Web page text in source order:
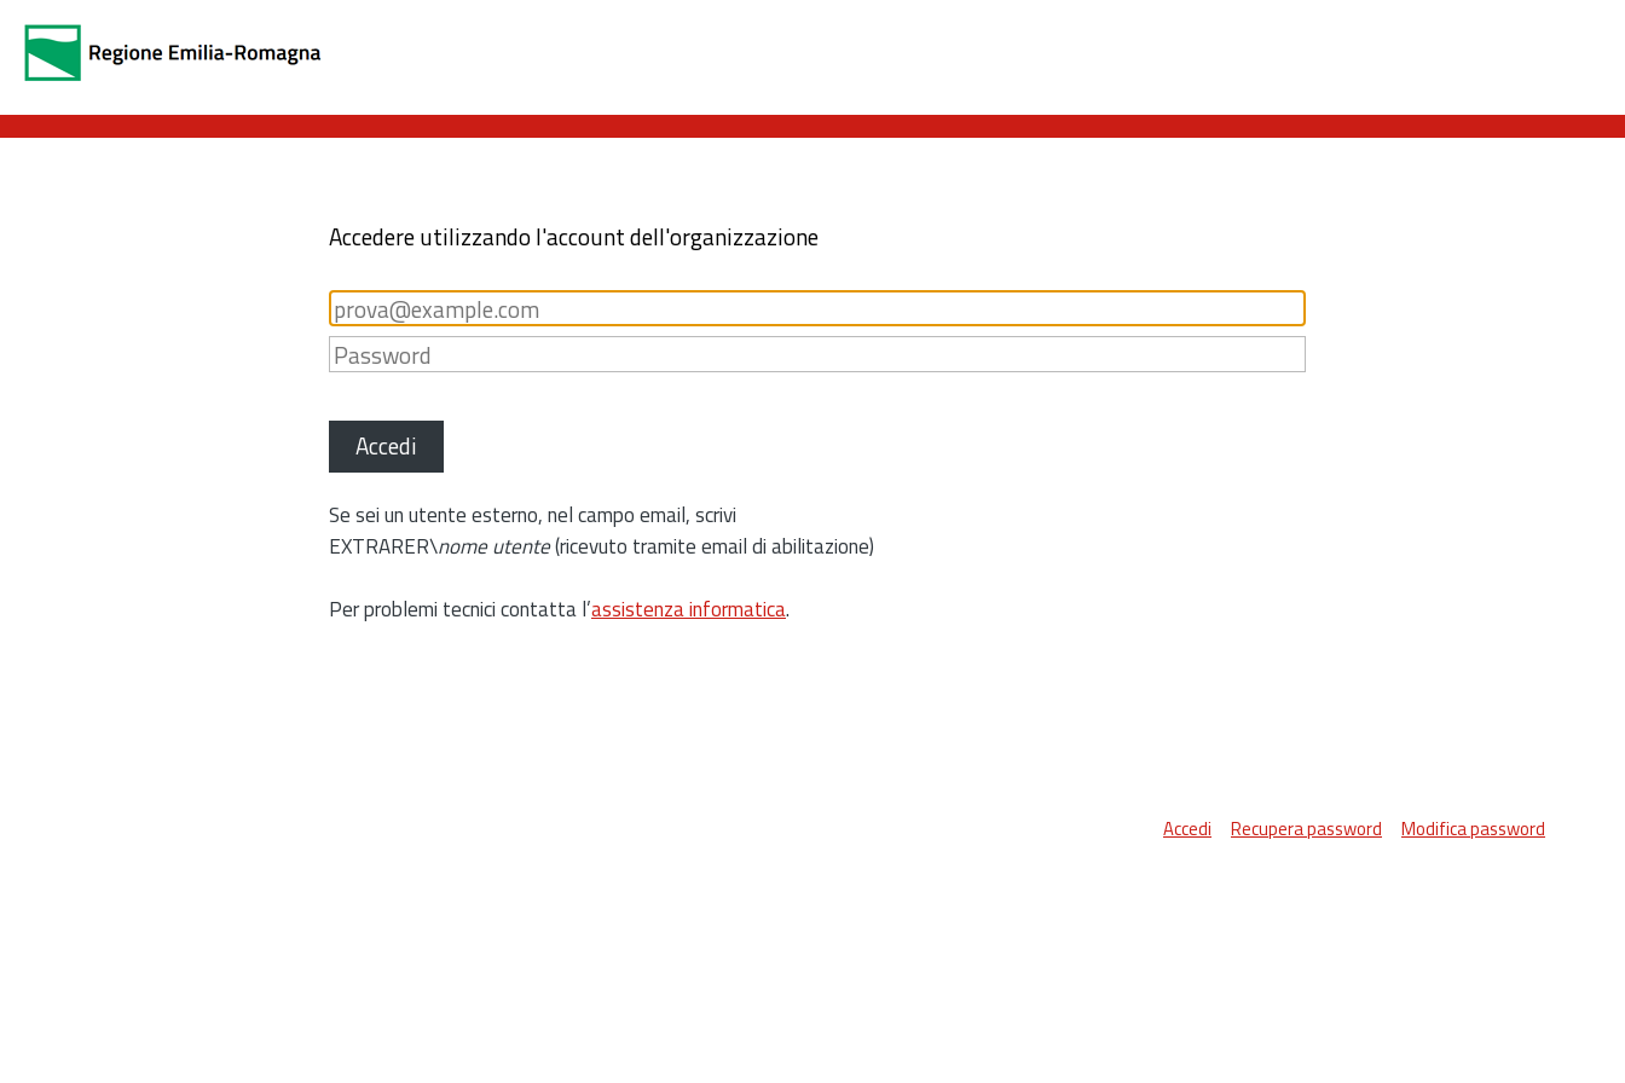
Accedere utilizzando l'account dell'organizzazione
Accedi
Se sei un utente esterno, nel campo email, scrivi
EXTRARER\nome utente(ricevuto tramite email di abilitazione)
Per problemi tecnici contatta l’assistenza informatica.
Accedi Recupera password Modifica password